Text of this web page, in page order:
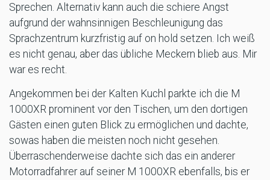
Sprechen. Alternativ kann auch die schiere Angst
aufgrund der wahnsinnigen Beschleunigung das
Sprachzentrum kurzfristig auf on hold setzen. Ich weiß
es nicht genau, aber das übliche Meckern blieb aus. Mir
war es recht.
Angekommen bei der Kalten Kuchl parkte ich die M
1000XR prominent vor den Tischen, um den dortigen
Gästen einen guten Blick zu ermöglichen und dachte,
sowas haben die meisten noch nicht gesehen.
Überraschenderweise dachte sich das ein anderer
Motorradfahrer auf seiner M 1000XR ebenfalls, bis er